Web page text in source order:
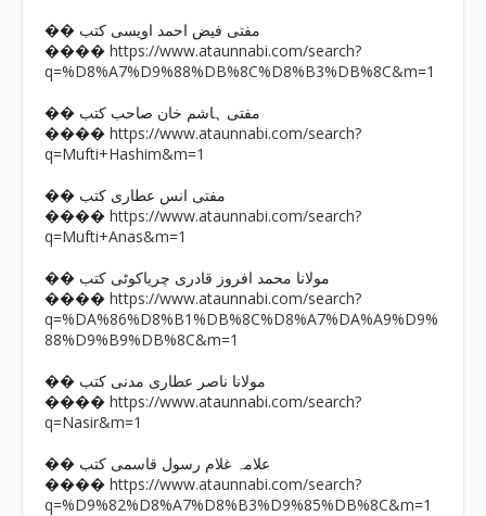
�� مفتی فیض احمد اویسی کتب
���� https://www.ataunnabi.com/search?
q=%D8%A7%D9%88%DB%8C%D8%B3%DB%8C&m=1
�� مفتی ہاشم خان صاحب کتب
���� https://www.ataunnabi.com/search?
q=Mufti+Hashim&m=1
�� مفتی انس عطاری کتب
���� https://www.ataunnabi.com/search?
q=Mufti+Anas&m=1
�� مولانا محمد افروز قادری چریاکوٹی کتب
���� https://www.ataunnabi.com/search?
q=%DA%86%D8%B1%DB%8C%D8%A7%DA%A9%D9%
88%D9%B9%DB%8C&m=1
�� مولانا ناصر عطاری مدنی کتب
���� https://www.ataunnabi.com/search?
q=Nasir&m=1
�� علامہ غلام رسول قاسمی کتب
���� https://www.ataunnabi.com/search?
q=%D9%82%D8%A7%D8%B3%D9%85%DB%8C&m=1